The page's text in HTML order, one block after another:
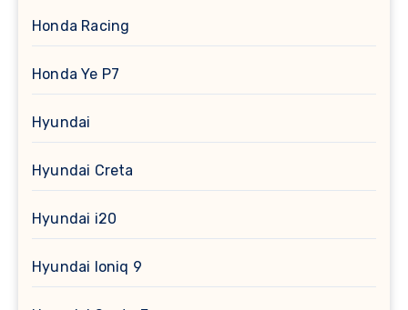
Honda Racing
Honda Ye P7
Hyundai
Hyundai Creta
Hyundai i20
Hyundai Ioniq 9